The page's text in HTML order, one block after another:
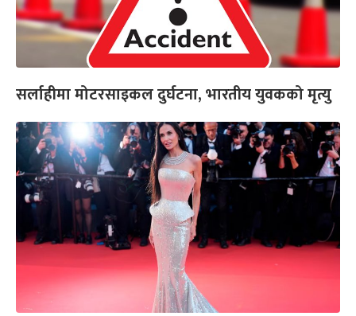
सर्लाहीमा मोटरसाइकल दुर्घटना, भारतीय युवकको मृत्यु